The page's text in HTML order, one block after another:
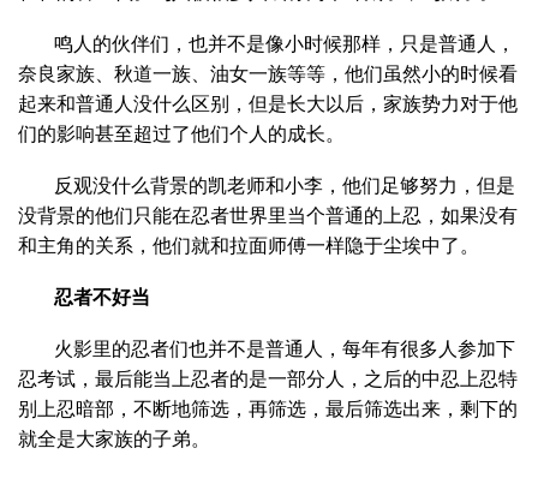
鸣人的伙伴们，也并不是像小时候那样，只是普通人，
奈良家族、秋道一族、油女一族等等，他们虽然小的时候看
起来和普通人没什么区别，但是长大以后，家族势力对于他
们的影响甚至超过了他们个人的成长。
反观没什么背景的凯老师和小李，他们足够努力，但是
没背景的他们只能在忍者世界里当个普通的上忍，如果没有
和主角的关系，他们就和拉面师傅一样隐于尘埃中了。
忍者不好当
火影里的忍者们也并不是普通人，每年有很多人参加下
忍考试，最后能当上忍者的是一部分人，之后的中忍上忍特
别上忍暗部，不断地筛选，再筛选，最后筛选出来，剩下的
就全是大家族的子弟。